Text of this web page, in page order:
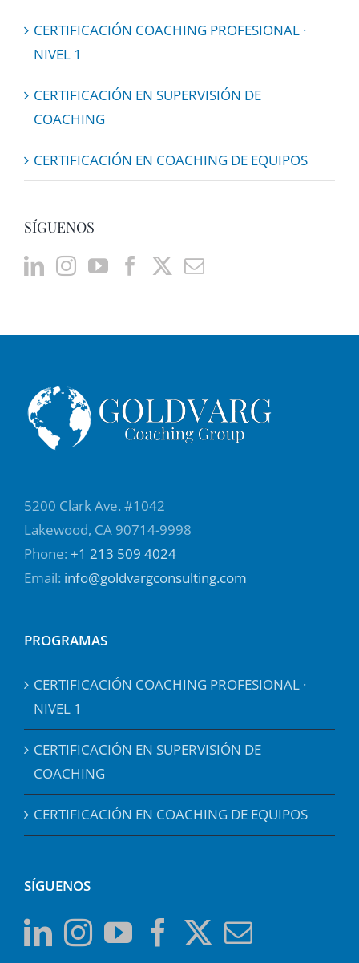
CERTIFICACIÓN COACHING PROFESIONAL ·
NIVEL 1
CERTIFICACIÓN EN SUPERVISIÓN DE
COACHING
CERTIFICACIÓN EN COACHING DE EQUIPOS
SÍGUENOS
5200 Clark Ave. #1042
Lakewood, CA 90714-9998
Phone: +1 213 509 4024
Email: info@goldvargconsulting.com
PROGRAMAS
CERTIFICACIÓN COACHING PROFESIONAL ·
NIVEL 1
CERTIFICACIÓN EN SUPERVISIÓN DE
COACHING
CERTIFICACIÓN EN COACHING DE EQUIPOS
SÍGUENOS